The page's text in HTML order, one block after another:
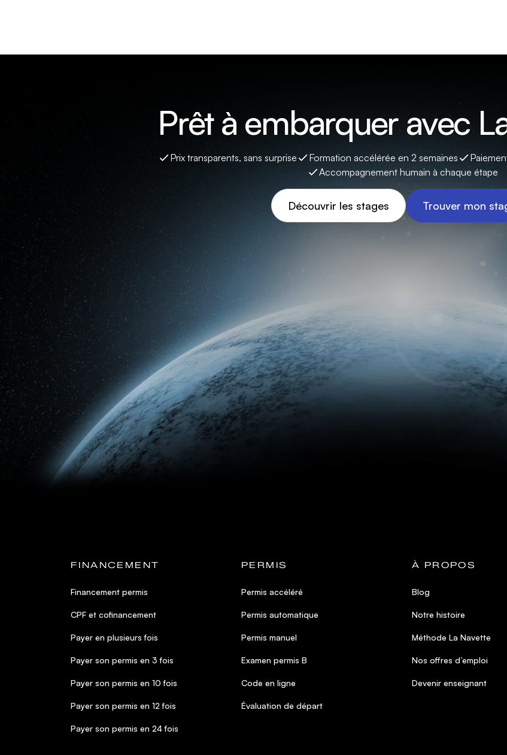
Prêt à embarquer avec
Prix transparents, sans surprise Formation accélérée en 2 semaines
Accompagnement humain à chaque étape
Découvrir les stages Trouver mon
FINANCEMENT
Financement permis
CPF et cofinancement
Payer en plusieurs fois
Payer son permis en 3 fois
Payer son permis en 10 fois
Payer son permis en 12 fois
Payer son permis en 24 fois
PERMIS
Permis accéléré
Permis automatique
Permis manuel
Examen permis B
Code en ligne
Évaluation de départ
À PROPOS
Blog
Notre histoire
Méthode La Navette
Nos offres d’emploi
Devenir enseignant